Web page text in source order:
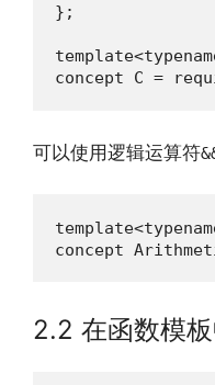
};
concept C =
可以使用逻辑运算符
concept
2.2 在函数模